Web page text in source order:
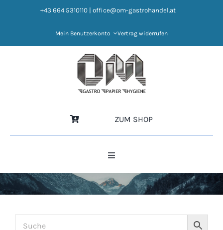
+43 664 5310110 office@om-gastrohandel.at
Mein Benutzerkonto Vertrag widerrufen
ZUM SHOP
Toggle
HOME
NEWS